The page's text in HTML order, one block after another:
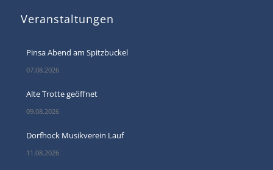
Veranstaltungen
Pinsa Abend am Spitzbuckel
07.08.2026
Alte Trotte geöffnet
09.08.2026
Dorfhock Musikverein Lauf
11.08.2026